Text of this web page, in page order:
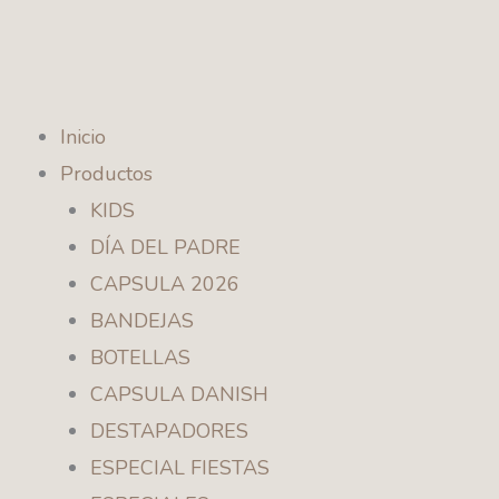
Inicio
Productos
KIDS
DÍA DEL PADRE
CAPSULA 2026
BANDEJAS
BOTELLAS
CAPSULA DANISH
DESTAPADORES
ESPECIAL FIESTAS